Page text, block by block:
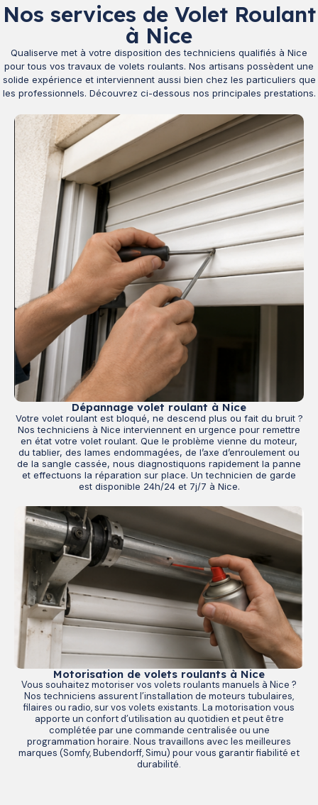
Nos services de Volet Roulant
à Nice
Qualiserve met à votre disposition des techniciens qualifiés à Nice
pour tous vos travaux de volets roulants. Nos artisans possèdent une
solide expérience et interviennent aussi bien chez les particuliers que
les professionnels. Découvrez ci-dessous nos principales prestations.
Dépannage volet roulant à Nice
Votre volet roulant est bloqué, ne descend plus ou fait du bruit ?
Nos techniciens à Nice interviennent en urgence pour remettre
en état votre volet roulant. Que le problème vienne du moteur,
du tablier, des lames endommagées, de l’axe d’enroulement ou
de la sangle cassée, nous diagnostiquons rapidement la panne
et effectuons la réparation sur place. Un technicien de garde
est disponible 24h/24 et 7j/7 à Nice.
Motorisation de volets roulants à Nice
Vous souhaitez motoriser vos volets roulants manuels à Nice ?
Nos techniciens assurent l’installation de moteurs tubulaires,
filaires ou radio, sur vos volets existants. La motorisation vous
apporte un confort d’utilisation au quotidien et peut être
complétée par une commande centralisée ou une
programmation horaire. Nous travaillons avec les meilleures
marques (Somfy, Bubendorff, Simu) pour vous garantir fiabilité et
durabilité.